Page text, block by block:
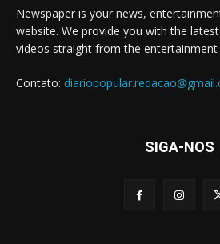
Newspaper is your news,
website. We provide you with the
videos straight from the entertainment
Contato:
SIGA-NOS